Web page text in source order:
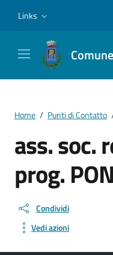
Links
Home / Punti di Contatto
ass. soc.
prog. PON
Condividi
Vedi azioni